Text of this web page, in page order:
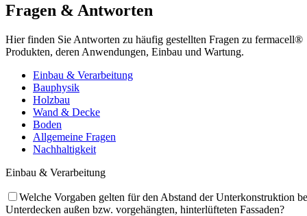
Fragen & Antworten
Hier finden Sie Antworten zu häufig gestellten Fragen zu fermacell®
Produkten, deren Anwendungen, Einbau und Wartung.
Einbau & Verarbeitung
Bauphysik
Holzbau
Wand & Decke
Boden
Allgemeine Fragen
Nachhaltigkeit
Einbau & Verarbeitung
Welche Vorgaben gelten für den Abstand der Unterkonstruktion
Unterdecken außen bzw. vorgehängten, hinterlüfteten Fassaden?